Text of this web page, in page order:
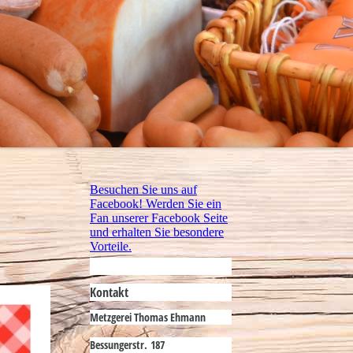
Besuchen Sie uns auf
Facebook! Werden Sie ein
Fan unserer Facebook Seite
und erhalten Sie besondere
Vorteile.
Kontakt
Metzgerei Thomas Ehmann
Bessungerstr. 187